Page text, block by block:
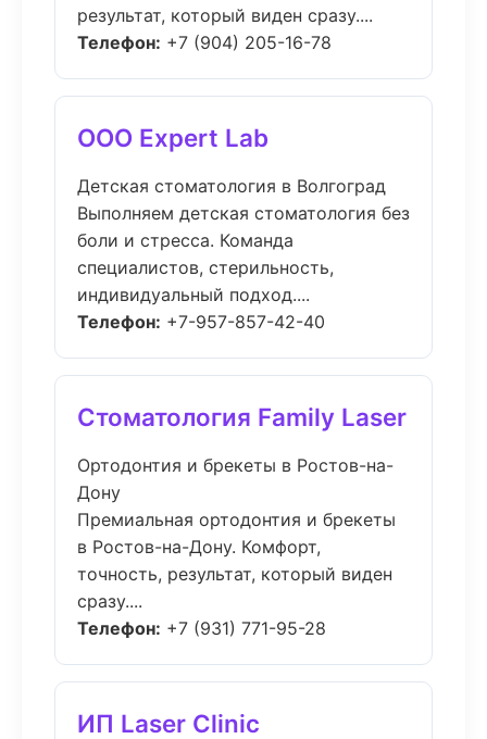
результат, который виден сразу....
Телефон: +7 (904) 205-16-78
ООО Expert Lab
Детская стоматология в Волгоград
Выполняем детская стоматология без
боли и стресса. Команда
специалистов, стерильность,
индивидуальный подход....
Телефон: +7-957-857-42-40
Стоматология Family Laser
Ортодонтия и брекеты в Ростов-на-
Дону
Премиальная ортодонтия и брекеты
в Ростов-на-Дону. Комфорт,
точность, результат, который виден
сразу....
Телефон: +7 (931) 771-95-28
ИП Laser Clinic